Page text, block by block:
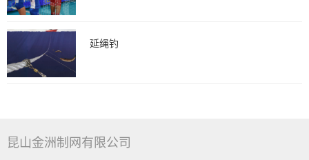
延绳钓
昆山金洲制网有限公司